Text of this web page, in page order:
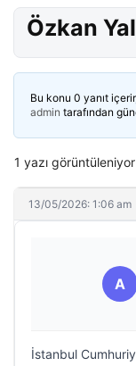
Özkan
Bu konu 0 yanıt
admin tarafından
1 yazı
13/05/2026: 1:06 am
A
İstanbul